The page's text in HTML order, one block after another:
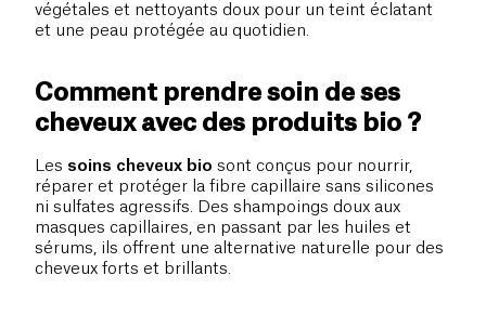
végétales et nettoyants doux pour un teint éclatant
et une peau protégée au quotidien.
Comment prendre soin de ses
cheveux avec des produits bio ?
Les soins cheveux bio sont conçus pour nourrir,
réparer et protéger la fibre capillaire sans silicones
ni sulfates agressifs. Des shampoings doux aux
masques capillaires, en passant par les huiles et
sérums, ils offrent une alternative naturelle pour des
cheveux forts et brillants.